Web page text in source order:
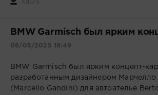
XaOS
BMW Garmisch был ярким
06/05/2025 18:49
BMW Garmisch был ярким концепт-
разработанным дизайнером Марчелло
(Marcello Gandini) для автоателье